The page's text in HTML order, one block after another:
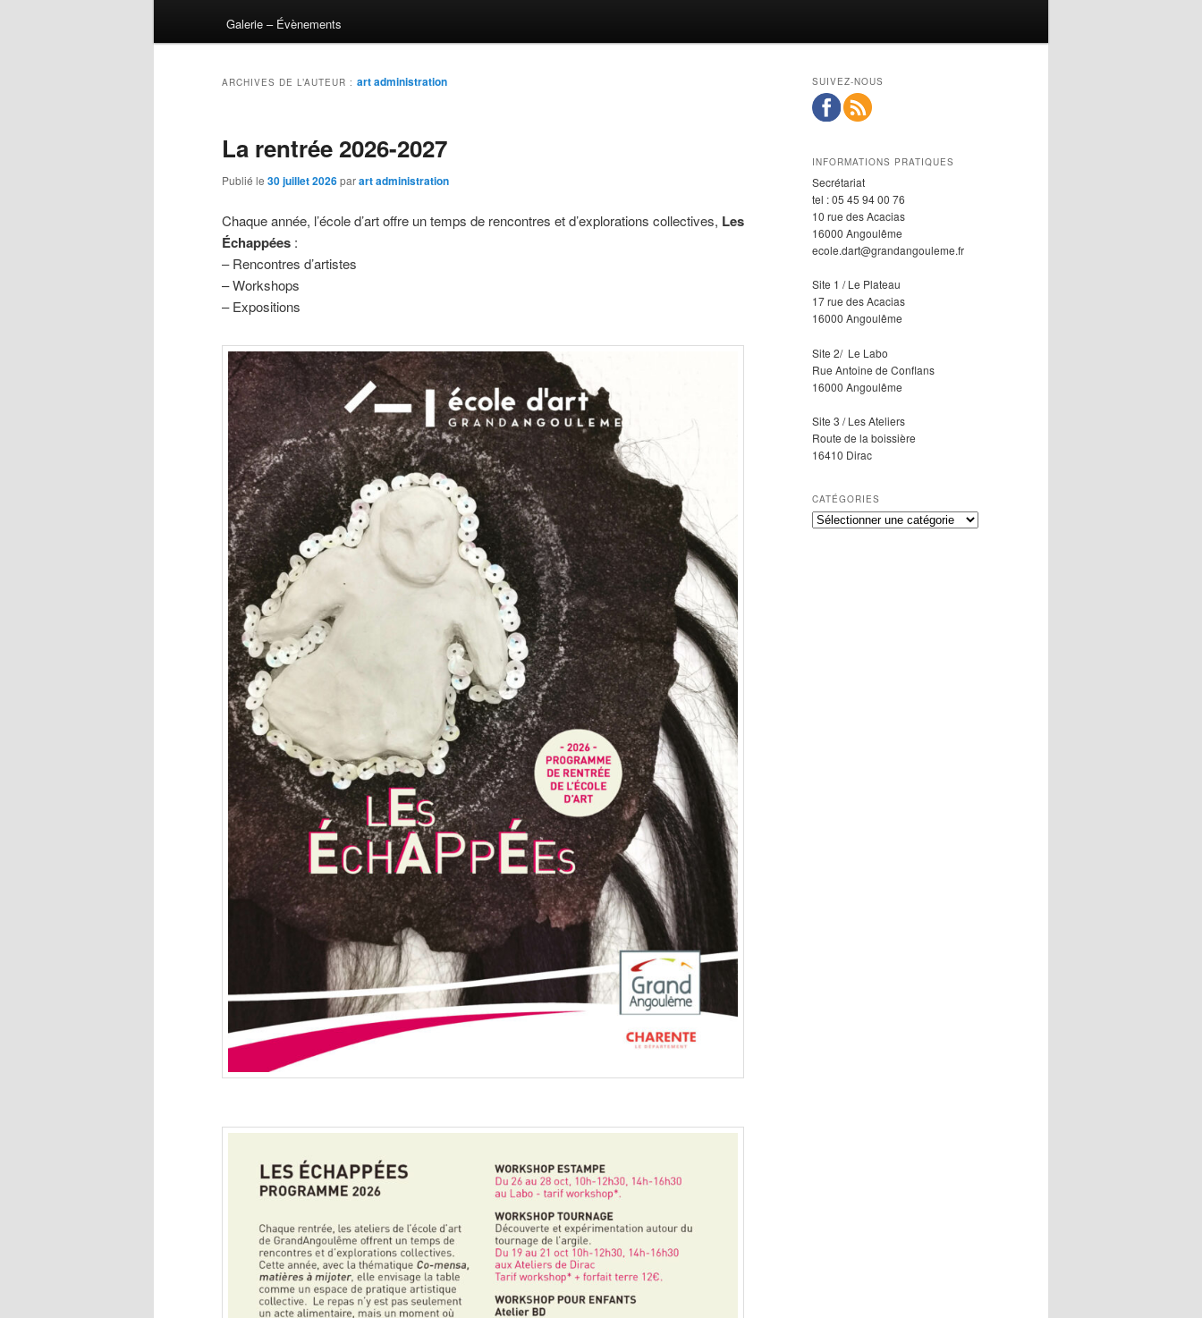
Galerie – Évènements
ARCHIVES DE L’AUTEUR : art administration
La rentrée 2026-2027
Publié le 30 juillet 2026parart administration
Chaque année, l’école d’art offre un temps de rencontres et d’explorations collectives, Les
Échappées :
– Rencontres d’artistes
– Workshops
– Expositions
SUIVEZ-NOUS
INFORMATIONS PRATIQUES
Secrétariat
tel : 05 45 94 00 76
10 rue des Acacias
16000 Angoulême
ecole.dart@grandangouleme.fr
Site 1 / Le Plateau
17 rue des Acacias
16000 Angoulême
Site 2/ Le Labo
Rue Antoine de Conflans
16000 Angoulême
Site 3 / Les Ateliers
Route de la boissière
16410 Dirac
CATÉGORIES
Catégories